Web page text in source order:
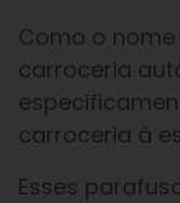
Como o
carroceria
carroceria à
Esses